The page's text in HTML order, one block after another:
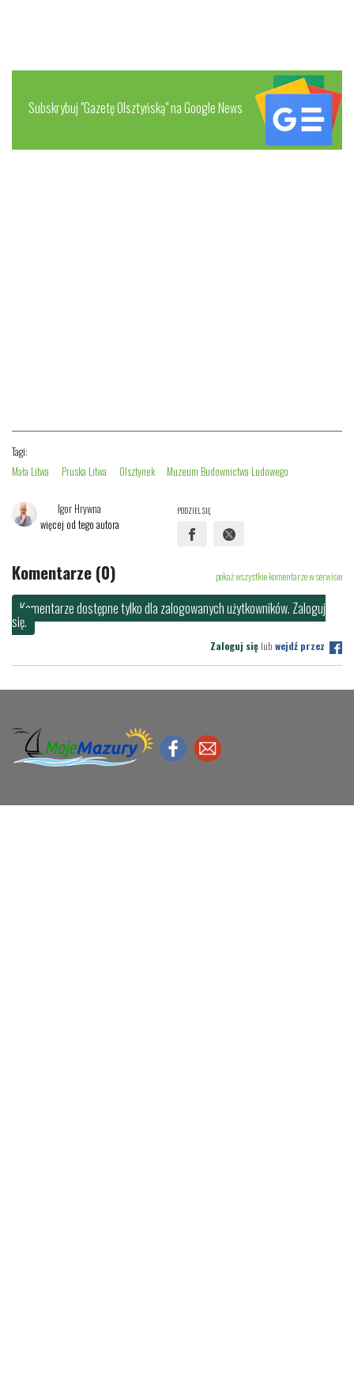
Subskrybuj "Gazetę Olsztyńską" na Google News
Tagi:
Mała Litwa
Pruska Litwa Olsztynek Muzeum Budownictwa Ludowego
Igor Hrywna
więcej od tego autora
PODZIEL SIĘ
Komentarze (0) pokaż wszystkie komentarze w serwisie
Komentarze dostępne tylko dla zalogowanych użytkowników. Zaloguj
się.
Zaloguj się lub wejdź przez